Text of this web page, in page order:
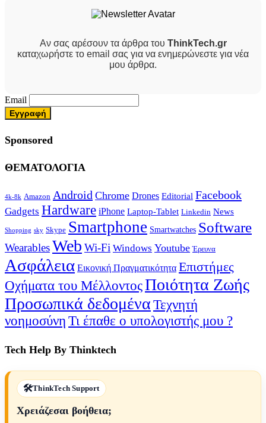
Αν σας αρέσουν τα άρθρα του ThinkTech.gr
καταχωρήστε το email σας για να ενημερώνεστε για νέα
μου άρθρα.
Email
Sponsored
ΘΕΜΑΤΟΛΟΓΙΑ
4k-8k Amazon Android Chrome Drones Editorial Facebook
Gadgets Hardware iPhone Laptop-Tablet Linkedin News
Shopping sky Skype Smartphone Smartwatches Software
WearablesWeb Wi-Fi Windows Youtube Έρευνα
Ασφάλεια Εικονική Πραγματικότητα Επιστήμες
Οχήματα του ΜέλλοντοςΠοιότητα Ζωής
Προσωπικά δεδομένα Τεχνητή
νοημοσύνη Τι έπαθε ο υπολογιστής μου ?
Tech Help By Thinktech
ThinkTech Support
Χρειάζεσαι βοήθεια;